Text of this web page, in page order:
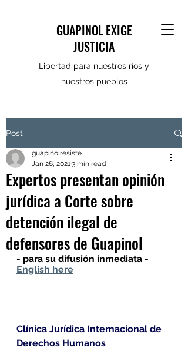
GUAPINOL EXIGE
JUSTICIA
Libertad para nuestros ríos y
nuestros pueblos
Post
Expertos presentan opinión
jurídica a Corte sobre
detención ilegal de
defensores de Guapinol
guapinolresiste
Jan 26, 20213 min read
- para su difusión inmediata -
English here
Clínica Jurídica Internacional de
Derechos Humanos